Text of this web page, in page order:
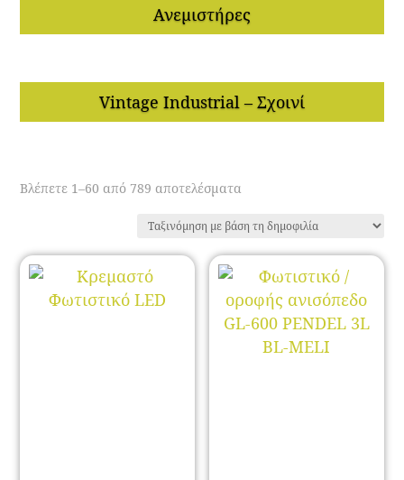
Ανεμιστήρες
Vintage Industrial – Σχοινί
Βλέπετε 1–60 από 789 αποτελέσματα
popularity